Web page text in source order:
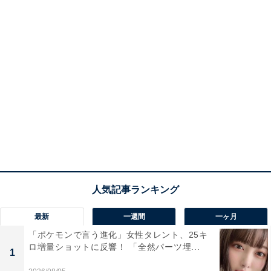
最新 一週間 一ヶ月
1
「ポケモンで言う進化」女性タレント、25キ
ロ増量ショットに反響！ 「全然パーツ埋...